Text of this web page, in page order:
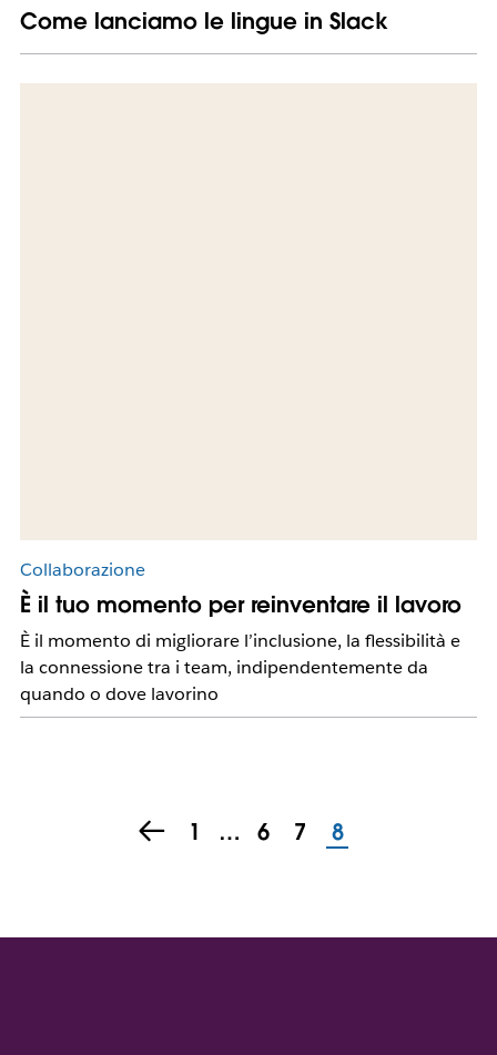
Come lanciamo le lingue in Slack
Collaborazione
È il tuo momento per reinventare il lavoro
È il momento di migliorare l’inclusione, la flessibilità e
la connessione tra i team, indipendentemente da
quando o dove lavorino
1 … 6 7 8